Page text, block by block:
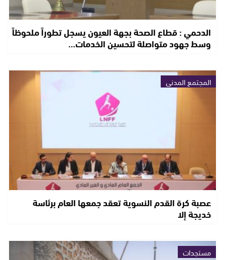
الدحمي : قطاع الصحة بجهة العيون يسجل تطوراً ملحوظاً
وسط جهود متواصلة لتحسين الخدمات…
المجتمع المدني
عصبة كرة القدم النسوية تعقد جمعها العام برئاسة
خديجة إلا
مستجدات